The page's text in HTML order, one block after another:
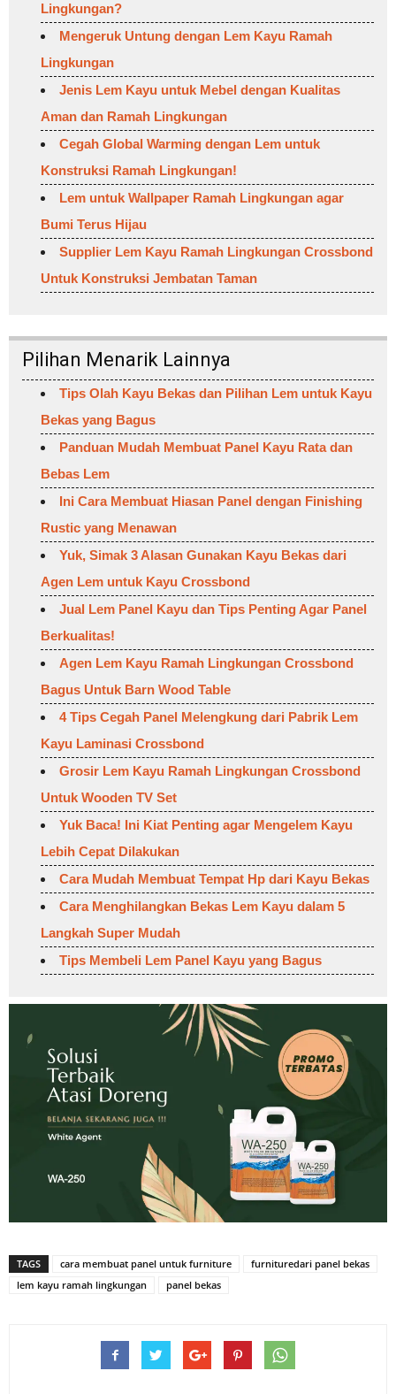
Lingkungan?
Mengeruk Untung dengan Lem Kayu Ramah
Lingkungan
Jenis Lem Kayu untuk Mebel dengan Kualitas
Aman dan Ramah Lingkungan
Cegah Global Warming dengan Lem untuk
Konstruksi Ramah Lingkungan!
Lem untuk Wallpaper Ramah Lingkungan agar
Bumi Terus Hijau
Supplier Lem Kayu Ramah Lingkungan Crossbond
Untuk Konstruksi Jembatan Taman
Pilihan Menarik Lainnya
Tips Olah Kayu Bekas dan Pilihan Lem untuk Kayu
Bekas yang Bagus
Panduan Mudah Membuat Panel Kayu Rata dan
Bebas Lem
Ini Cara Membuat Hiasan Panel dengan Finishing
Rustic yang Menawan
Yuk, Simak 3 Alasan Gunakan Kayu Bekas dari
Agen Lem untuk Kayu Crossbond
Jual Lem Panel Kayu dan Tips Penting Agar Panel
Berkualitas!
Agen Lem Kayu Ramah Lingkungan Crossbond
Bagus Untuk Barn Wood Table
4 Tips Cegah Panel Melengkung dari Pabrik Lem
Kayu Laminasi Crossbond
Grosir Lem Kayu Ramah Lingkungan Crossbond
Untuk Wooden TV Set
Yuk Baca! Ini Kiat Penting agar Mengelem Kayu
Lebih Cepat Dilakukan
Cara Mudah Membuat Tempat Hp dari Kayu Bekas
Cara Menghilangkan Bekas Lem Kayu dalam 5
Langkah Super Mudah
Tips Membeli Lem Panel Kayu yang Bagus
TAGS cara membuat panel untuk furniture
furnituredari panel bekas
lem kayu ramah lingkungan
panel bekas